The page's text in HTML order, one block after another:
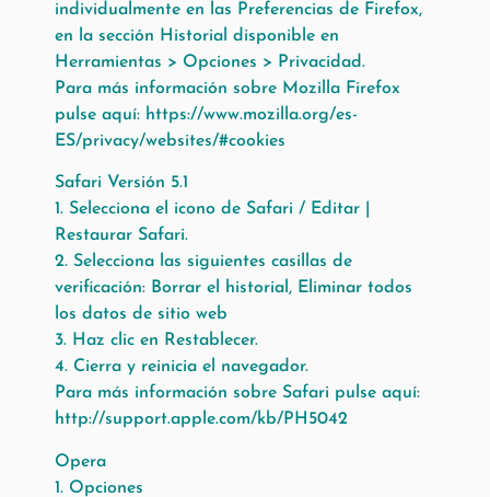
individualmente en las Preferencias de Firefox,
en la sección Historial disponible en
Herramientas > Opciones > Privacidad.
Para más información sobre Mozilla Firefox
pulse aquí: https://www.mozilla.org/es-
ES/privacy/websites/#cookies
Safari Versión 5.1
1. Selecciona el icono de Safari / Editar |
Restaurar Safari.
2. Selecciona las siguientes casillas de
verificación: Borrar el historial, Eliminar todos
los datos de sitio web
3. Haz clic en Restablecer.
4. Cierra y reinicia el navegador.
Para más información sobre Safari pulse aquí:
http://support.apple.com/kb/PH5042
Opera
1. Opciones